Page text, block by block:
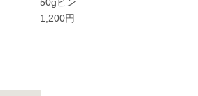
50gビン
1,200円